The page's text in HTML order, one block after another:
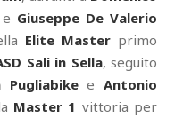
e Giuseppe De Valerio
Elite Master primo
Sali in Sella, seguito
PugliabikeeAntonio
Master 1 vittoria per